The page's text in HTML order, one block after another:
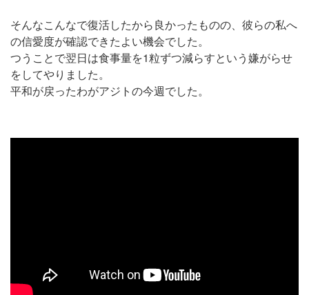
そんなこんなで復活したから良かったものの、彼らの私へ
の信愛度が確認できたよい機会でした。
つうことで翌日は食事量を1粒ずつ減らすという嫌がらせ
をしてやりました。
平和が戻ったわがアジトの今週でした。